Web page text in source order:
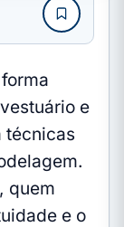
forma
e
técnicas
quem
e o